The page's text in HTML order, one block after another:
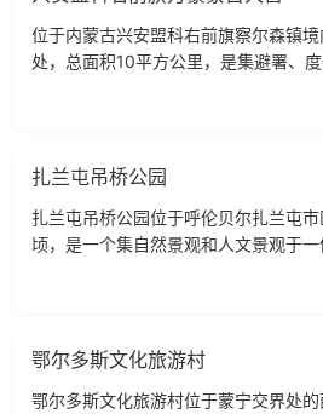
位于内蒙古兴安盟科右前旗察尔森镇
处，总面积10平方公里，是集避署、
扎兰屯吊桥公园
扎兰屯吊桥公园位于呼伦贝尔扎兰屯
顷，是一个集自然景观和人文景观于一
鄂尔多斯文化旅游村
鄂尔多斯文化旅游村位于蒙宁交界处